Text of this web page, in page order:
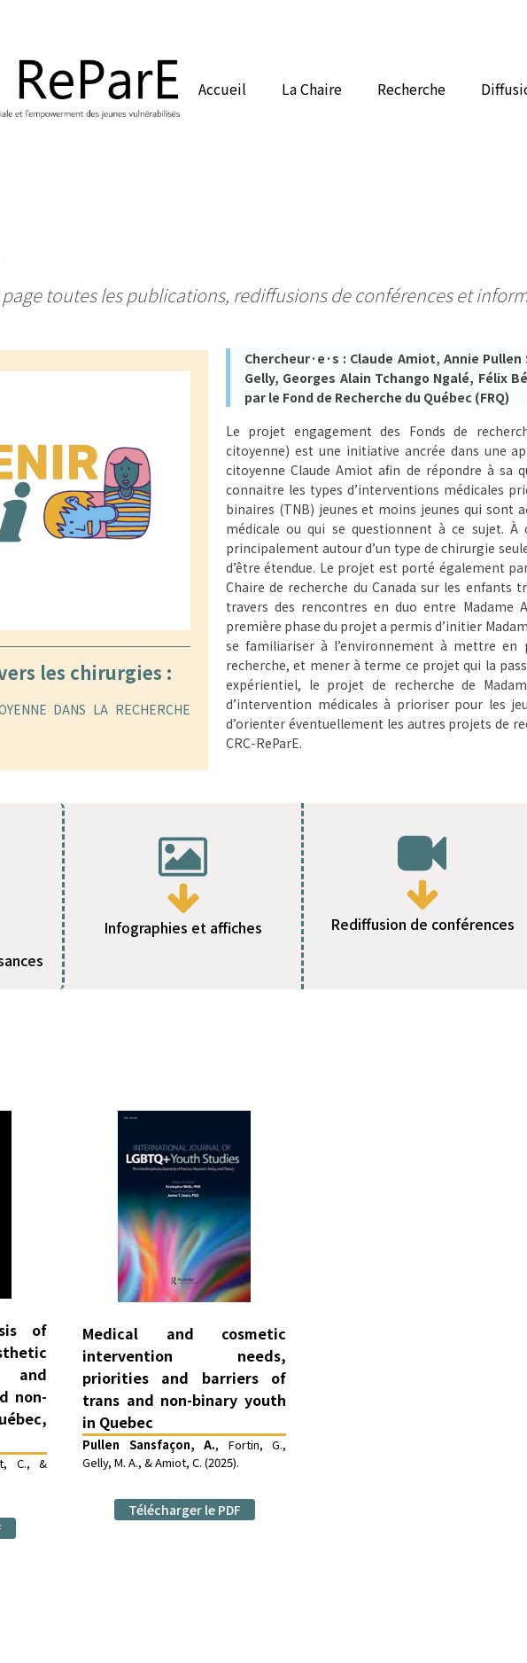
Accueil La Chaire Recherche
toutes les publications, rediffusions de conférences et
les chirurgies :
DANS LA RECHERCHE
Chercheur·e·s : Claude Amiot, Annie
Gelly, Georges Alain Tchango Ngalé, Félix
par le Fond de Recherche du Québec (FRQ)
Le projet engagement des Fonds de
citoyenne) est une initiative ancrée dans une
citoyenne Claude Amiot afin de répondre à sa
connaitre les types d’interventions médicales
binaires (TNB) jeunes et moins jeunes qui sont
médicale ou qui se questionnent à ce sujet.
principalement autour d’un type de chirurgie
d’être étendue. Le projet est porté également
Chaire de recherche du Canada sur les enfants
travers des rencontres en duo entre Madame
première phase du projet a permis d’initier
se familiariser à l’environnement à mettre en
recherche, et mener à terme ce projet qui la
expérientiel, le projet de recherche de
d’intervention médicales à prioriser pour les
d’orienter éventuellement les autres projets de
CRC-ReParE.
Infographies et affiches Rediffusion de conférences
of
and
non-
C., &
Medical and cosmetic
intervention needs,
priorities and barriers of
trans and non-binary youth
in Quebec
Pullen Sansfaçon, A., Fortin, G.,
Gelly, M. A., & Amiot, C. (2025).
Télécharger le PDF